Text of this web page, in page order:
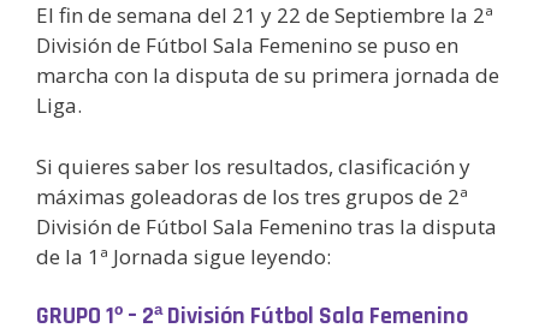
El fin de semana del 21 y 22 de Septiembre la 2ª
División de Fútbol Sala Femenino se puso en
marcha con la disputa de su primera jornada de
Liga.
Si quieres saber los resultados, clasificación y
máximas goleadoras de los tres grupos de 2ª
División de Fútbol Sala Femenino tras la disputa
de la 1ª Jornada sigue leyendo:
GRUPO 1º – 2ª División Fútbol Sala Femenino